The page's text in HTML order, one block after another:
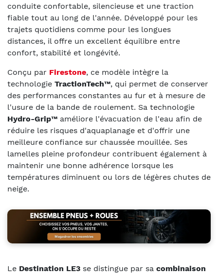
conduite confortable, silencieuse et une traction
fiable tout au long de l'année. Développé pour les
trajets quotidiens comme pour les longues
distances, il offre un excellent équilibre entre
confort, stabilité et longévité.
Conçu par Firestone, ce modèle intègre la
technologie TractionTech™, qui permet de conserver
des performances constantes au fur et à mesure de
l'usure de la bande de roulement. Sa technologie
Hydro-Grip™ améliore l'évacuation de l'eau afin de
réduire les risques d'aquaplanage et d'offrir une
meilleure confiance sur chaussée mouillée. Ses
lamelles pleine profondeur contribuent également à
maintenir une bonne adhérence lorsque les
températures diminuent ou lors de légères chutes de
neige.
Le Destination LE3 se distingue par sa combinaison